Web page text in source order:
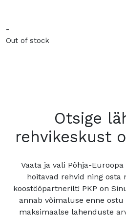
-
Out of stock
Otsige
rehvikeskust
Vaata ja vali Põhja-
hoitavad rehvid ning osta
koostööpartnerilt! PKP on
annab võimaluse enne
maksimaalse lahenduste